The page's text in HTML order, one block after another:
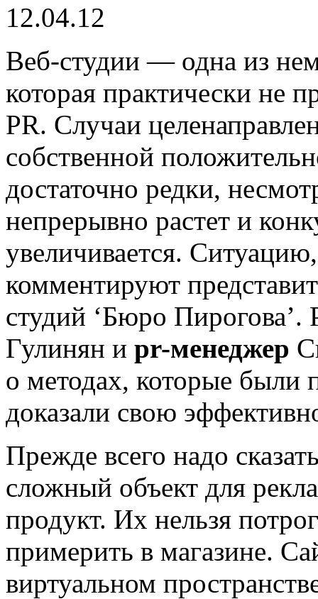
12.04.12
Веб-студии — одна из
которая практически не
PR. Случаи
собственной
достаточно редки,
непрерывно растет и
увеличивается.
комментируют
студий ‘Бюро Пирогова’.
Гулинян и pr-менеджер
о методах, которые были
доказали свою
Прежде всего надо
сложный объект для
продукт. Их нельзя
примерить в магазине.
виртуальном